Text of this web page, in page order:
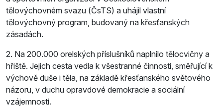
tělovýchovném svazu (ČsTS) a uhájil vlastní
tělovýchovný program, budovaný na křesťanských
zásadách.
2. Na 200.000 orelských příslušníků naplnilo tělocvičny a
hřiště. Jejich cesta vedla k všestranné činnosti, směřující k
výchově duše i těla, na základě křesťanského světového
názoru, v duchu opravdové demokracie a sociální
vzájemnosti.